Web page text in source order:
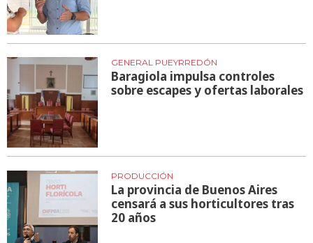
GENERAL PUEYRREDÓN
Baragiola impulsa controles
sobre escapes y ofertas laborales
PRODUCCIÓN
La provincia de Buenos Aires
censará a sus horticultores tras
20 años